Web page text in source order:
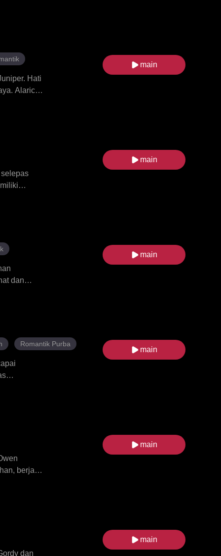
ibu
luar
Hati
Alaric
main
Peggy
itu.
main
dan
dicintai
main
Romantik Purba
main
berjanji
pergi,
Livia
dibuat
main
dan
main